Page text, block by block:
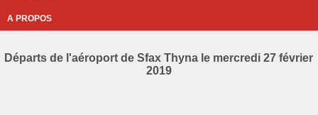
A PROPOS
Départs de l'aéroport de Sfax Thyna le mercredi 27 février
2019